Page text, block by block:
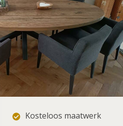
Kosteloos maatwerk